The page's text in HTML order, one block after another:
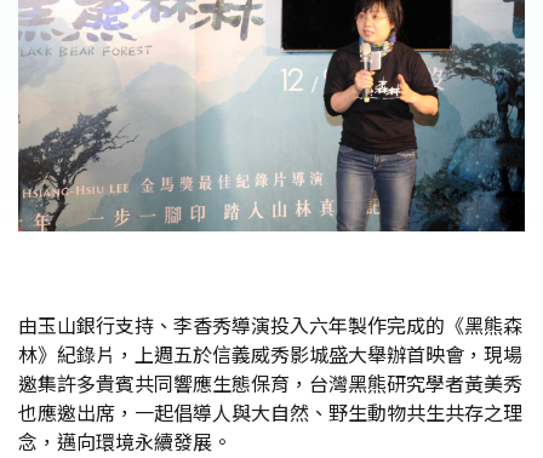
由玉山銀行支持、李香秀導演投入六年製作完成的《黑熊森
林》紀錄片，上週五於信義威秀影城盛大舉辦首映會，現場
邀集許多貴賓共同響應生態保育，台灣黑熊研究學者黃美秀
也應邀出席，一起倡導人與大自然、野生動物共生共存之理
念，邁向環境永續發展。